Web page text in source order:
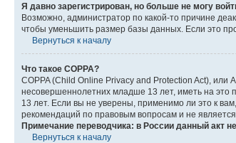
Я давно зарегистрирован, но больше не могу
Возможно, администратор по какой-то причине
чтобы уменьшить размер базы данных. Если это
Вернуться к началу
Что такое COPPA?
COPPA (Child Online Privacy and Protection Act),
несовершеннолетних младше 13 лет, иметь на это
13 лет. Если вы не уверены, применимо ли это к
рекомендаций по правовым вопросам и не
Примечание переводчика: в России данный акт
Вернуться к началу